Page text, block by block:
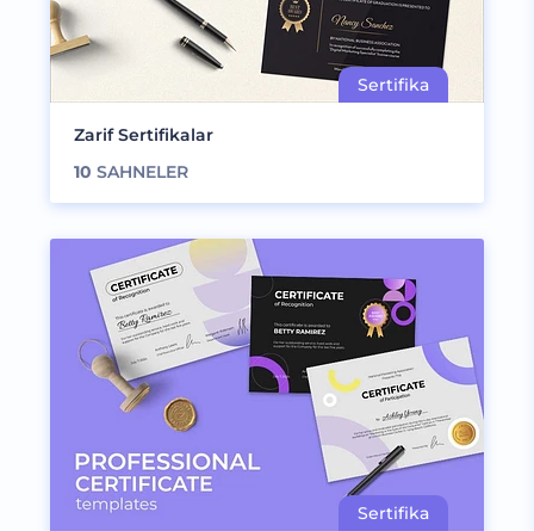
Zarif Sertifikalar
10 SAHNELER